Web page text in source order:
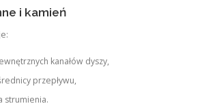
i kamień
kanałów dyszy,
przepływu,
strumienia.